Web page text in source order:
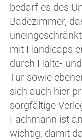
bedarf es des
Badezimmer,
mit Handicaps
durch Halte-
Tür sowie
sich auch hier
sorgfältige
Fachmann ist
wichtig, damit